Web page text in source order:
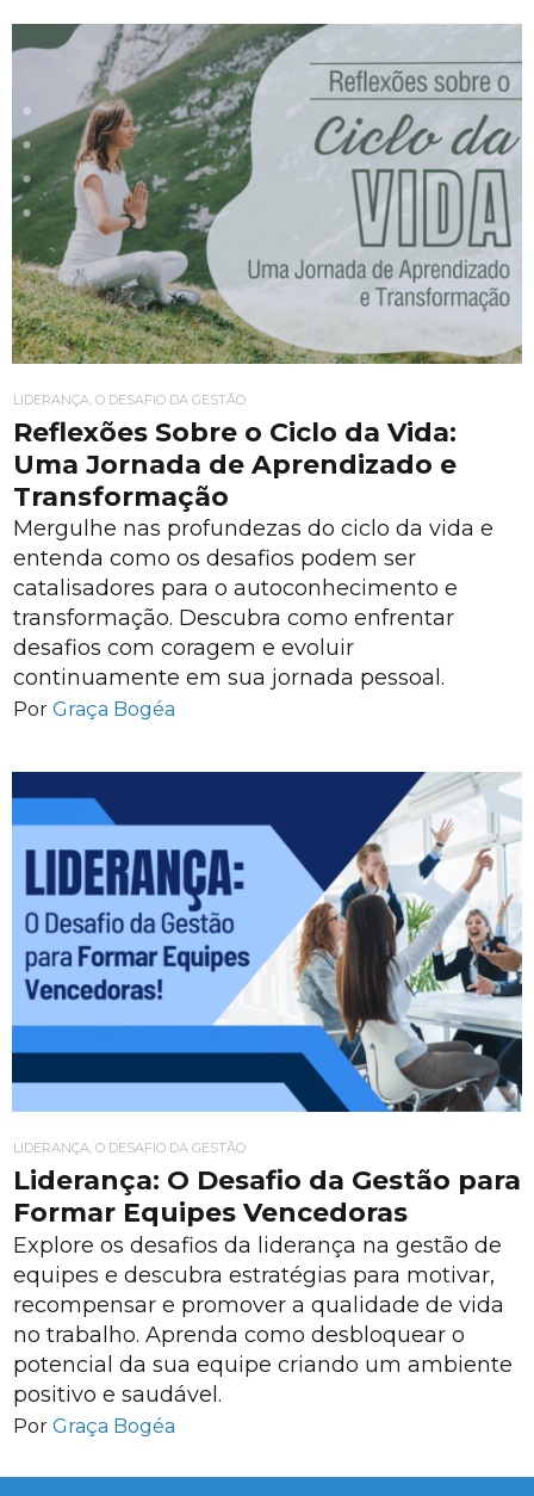
LIDERANÇA, O DESAFIO DA GESTÃO
Reflexões Sobre o Ciclo da Vida:
Uma Jornada de Aprendizado e
Transformação
Mergulhe nas profundezas do ciclo da vida e
entenda como os desafios podem ser
catalisadores para o autoconhecimento e
transformação. Descubra como enfrentar
desafios com coragem e evoluir
continuamente em sua jornada pessoal.
Por Graça Bogéa
LIDERANÇA, O DESAFIO DA GESTÃO
Liderança: O Desafio da Gestão para
Formar Equipes Vencedoras
Explore os desafios da liderança na gestão de
equipes e descubra estratégias para motivar,
recompensar e promover a qualidade de vida
no trabalho. Aprenda como desbloquear o
potencial da sua equipe criando um ambiente
positivo e saudável.
Por Graça Bogéa